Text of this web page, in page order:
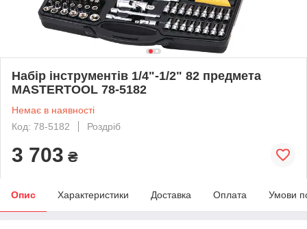
Набір інструментів 1/4"-1/2" 82 предмета
MASTERTOOL 78-5182
Немає в наявності
Код: 78-5182
Роздріб
3 703 ₴
Опис Характеристики Доставка Оплата Умови